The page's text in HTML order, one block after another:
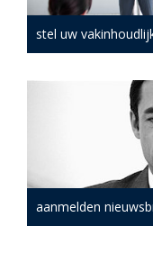
stel uw
aanmelden